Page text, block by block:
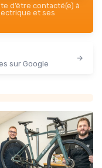
d’être contacté(e) à
et ses
sur Google